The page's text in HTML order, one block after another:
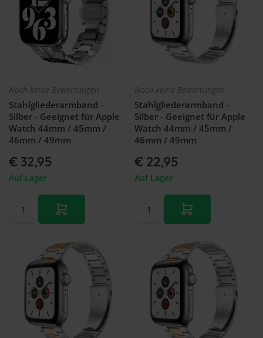
Noch keine Bewertungen
Stahlgliederarmband -
Silber - Geeignet für Apple
Watch 44mm / 45mm /
46mm / 49mm
€ 32,95
Auf Lager
Noch keine Bewertungen
Stahlgliederarmband -
Silber - Geeignet für Apple
Watch 44mm / 45mm /
46mm / 49mm
€ 22,95
Auf Lager